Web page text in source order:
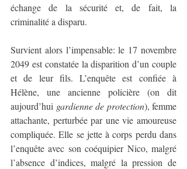
échange de la sécurité et, de fait, la
criminalité a disparu.
Survient alors l’impensable: le 17 novembre
2049 est constatée la disparition d’un couple
et de leur fils. L’enquête est confiée à
Hélène, une ancienne policière (on dit
aujourd’hui gardienne de protection), femme
attachante, perturbée par une vie amoureuse
compliquée. Elle se jette à corps perdu dans
l’enquête avec son coéquipier Nico, malgré
l’absence d’indices, malgré la pression de